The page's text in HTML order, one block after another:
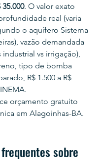
35.000. O valor exato
real (varia
o aquífero Sistema
vazão demandada
industrial vs irrigação),
tipo de bomba
R$ 1.500 a R$
orçamento gratuito
em Alagoinhas-BA.
sobre